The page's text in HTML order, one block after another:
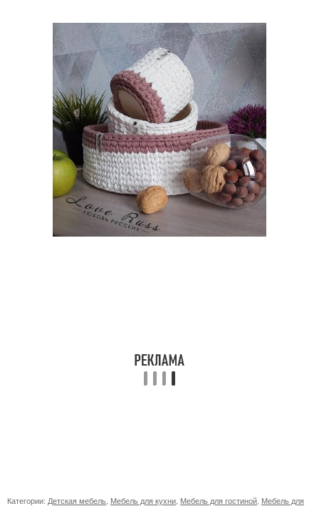
Категории: Детская мебель Мебель для кухни Мебель для гостиной Мебель для